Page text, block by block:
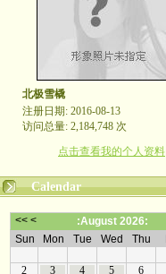
北极雪橇
注册日期: 2016-08-13
访问总量: 2,184,748 次
点击查看我的个人资料
Calendar